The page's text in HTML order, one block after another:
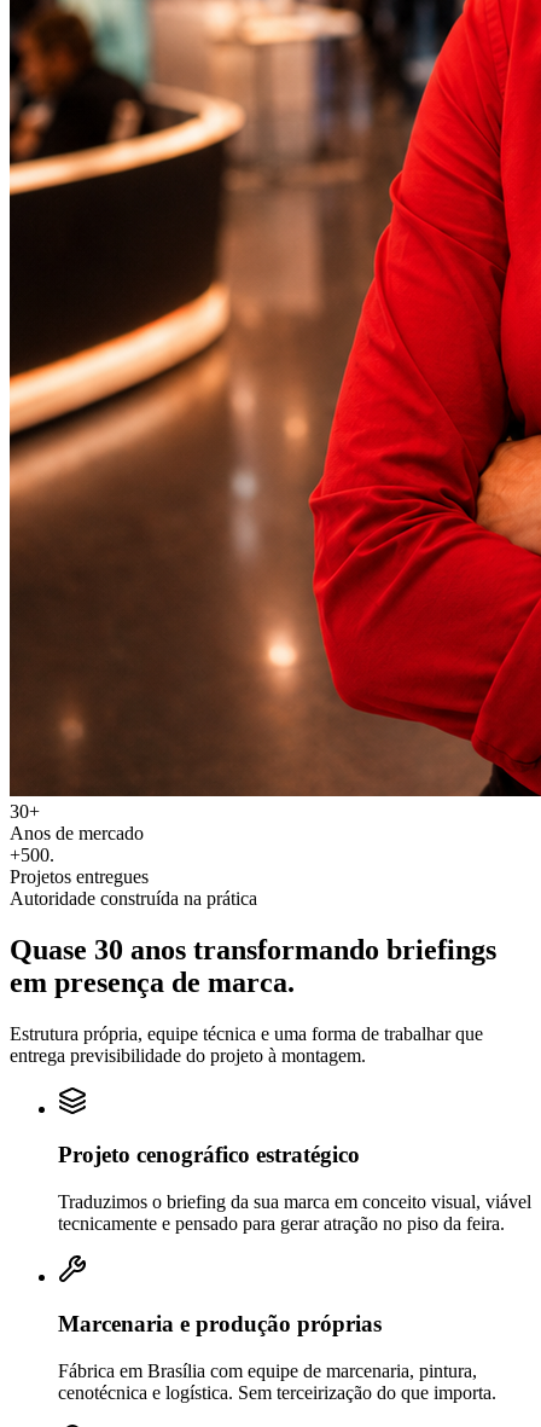
30+
Anos de mercado
+500.
Projetos entregues
Autoridade construída na prática
Quase 30 anos transformando briefings
em presença de marca.
Estrutura própria, equipe técnica e uma forma de trabalhar que
entrega previsibilidade do projeto à montagem.
Projeto cenográfico estratégico
Traduzimos o briefing da sua marca em conceito visual, viável
tecnicamente e pensado para gerar atração no piso da feira.
Marcenaria e produção próprias
Fábrica em Brasília com equipe de marcenaria, pintura,
cenotécnica e logística. Sem terceirização do que importa.